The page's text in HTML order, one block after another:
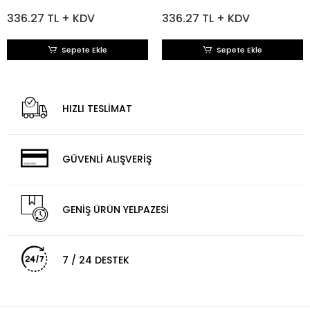
336.27 TL + KDV
Sepete Ekle
336.27 TL + KDV
Sepete Ekle
HIZLI TESLİMAT
GÜVENLİ ALIŞVERİŞ
GENİŞ ÜRÜN YELPAZESİ
7 / 24 DESTEK